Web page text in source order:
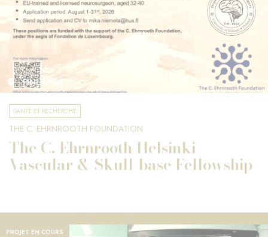
FINLANDE
SANTÉ ET RECHERCHE
THE C. EHRNROOTH FOUNDATION
The C. Ehrnrooth Helsinki
Vascular & Skull-base Fellowship
PROJET EN COURS